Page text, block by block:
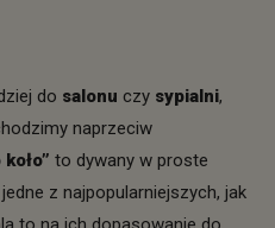
do salonu czy sypialni,
naprzeciw
to dywany w proste
z najpopularniejszych, jak